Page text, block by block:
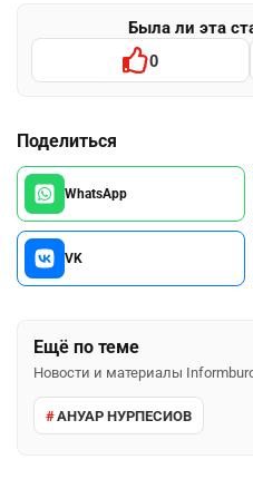
Была ли эта
0
Поделиться
WhatsApp
VK
Ещё по теме
Новости и материалы
АНУАР НУРПЕСИОВ